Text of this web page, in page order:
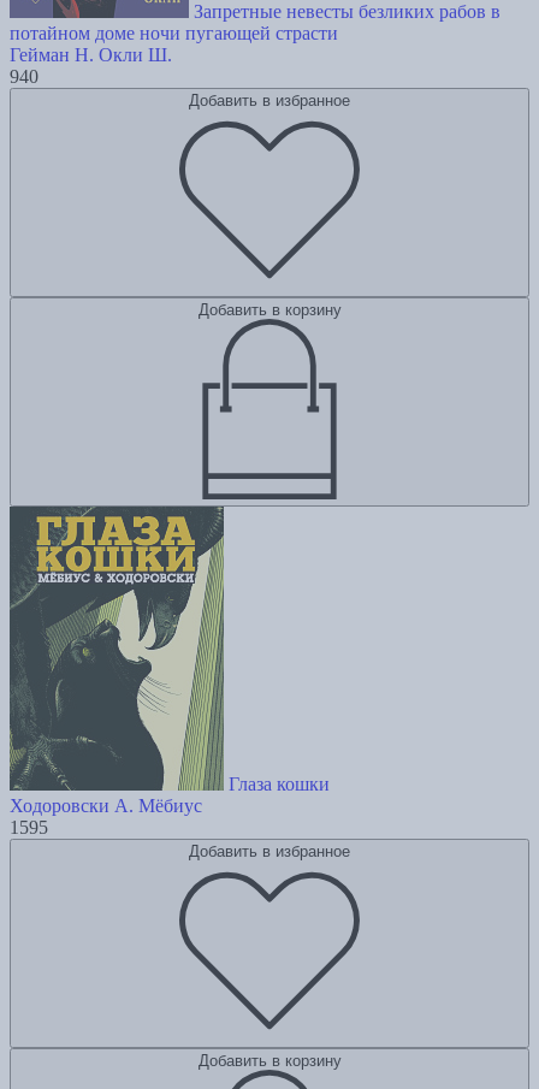
Запретные невесты безликих рабов в
потайном доме ночи пугающей страсти
Гейман Н. Окли Ш.
940
Добавить в избранное
Добавить в корзину
Глаза кошки
Ходоровски А. Мёбиус
1595
Добавить в избранное
Добавить в корзину